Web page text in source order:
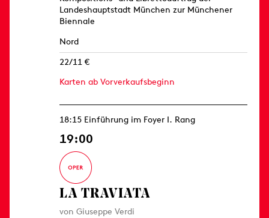
Landeshauptstadt München zur Münchener
Biennale
Nord
22/11 €
Karten ab Vorverkaufsbeginn
18:15 Einführung im Foyer I. Rang
19:00
LA TRAVIATA
von Giuseppe Verdi